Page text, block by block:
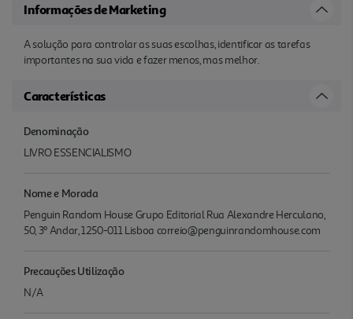
Informações de Marketing
A solução para controlar as suas escolhas, identificar as tarefas
importantes na sua vida e fazer menos, mas melhor.
Características
Denominação
LIVRO ESSENCIALISMO
Nome e Morada
Penguin Random House Grupo Editorial Rua Alexandre Herculano,
50, 3º Andar, 1250-011 Lisboa correio@penguinrandomhouse.com
Precauções Utilização
N/A